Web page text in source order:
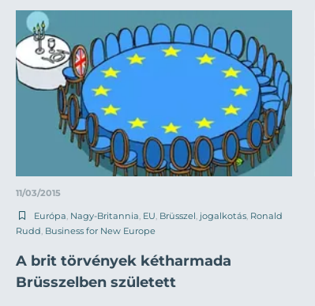
11/03/2015
Európa Nagy-Britannia EU Brüsszel jogalkotás Ronald
Rudd Business for New Europe
A brit törvények kétharmada
Brüsszelben született